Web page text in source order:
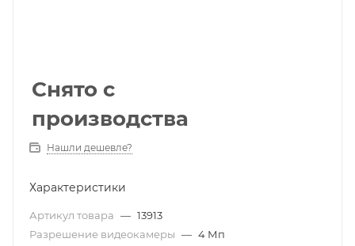
Снято с
производства
Нашли дешевле?
Характеристики
Артикул товара — 13913
Разрешение видеокамеры — 4 Мп